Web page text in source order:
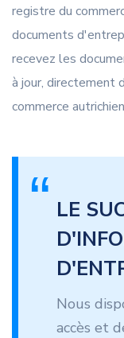
registre du
documents
recevez les
à jour, directement
commerce
LE
Nous
accès et